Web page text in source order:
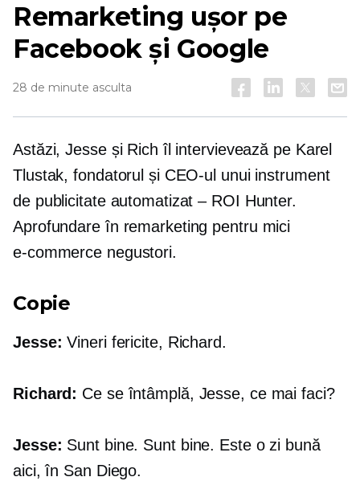
Remarketing ușor pe
Facebook și Google
28 de minute asculta
Astăzi, Jesse și Rich îl intervievează pe Karel
Tlustak, fondatorul și CEO-ul unui instrument
de publicitate automatizat – ROI Hunter.
Aprofundare în remarketing pentru mici
e-commerce negustori.
Copie
Jesse: Vineri fericite, Richard.
Richard: Ce se întâmplă, Jesse, ce mai faci?
Jesse: Sunt bine. Sunt bine. Este o zi bună
aici, în San Diego.